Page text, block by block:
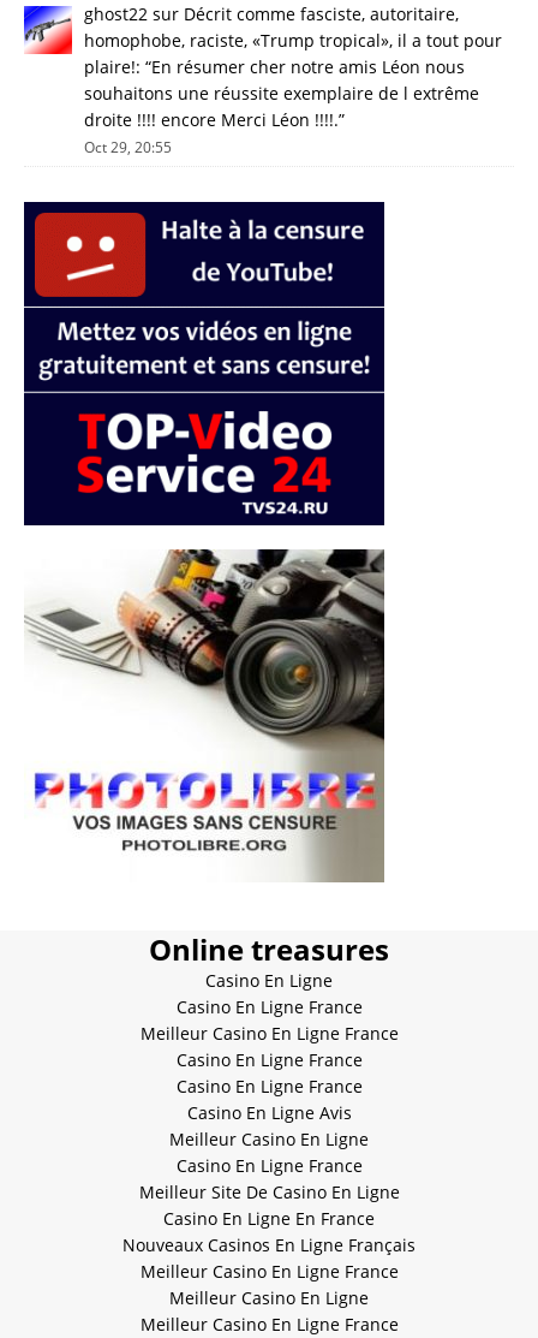
ghost22 sur Décrit comme fasciste, autoritaire,
homophobe, raciste, «Trump tropical», il a tout pour
plaire!: “En résumer cher notre amis Léon nous
souhaitons une réussite exemplaire de l extrême
droite !!!! encore Merci Léon !!!!.”
Oct 29, 20:55
Online treasures
Casino En Ligne
Casino En Ligne France
Meilleur Casino En Ligne France
Casino En Ligne France
Casino En Ligne France
Casino En Ligne Avis
Meilleur Casino En Ligne
Casino En Ligne France
Meilleur Site De Casino En Ligne
Casino En Ligne En France
Nouveaux Casinos En Ligne Français
Meilleur Casino En Ligne France
Meilleur Casino En Ligne
Meilleur Casino En Ligne France